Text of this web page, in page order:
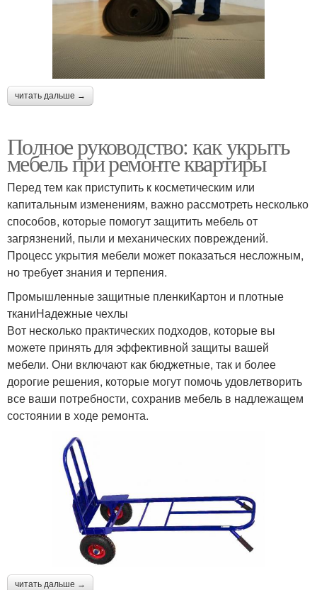
читать дальше →
Полное руководство: как укрыть
мебель при ремонте квартиры
Перед тем как приступить к косметическим или
капитальным изменениям, важно рассмотреть несколько
способов, которые помогут защитить мебель от
загрязнений, пыли и механических повреждений.
Процесс укрытия мебели может показаться несложным,
но требует знания и терпения.
Промышленные защитные пленкиКартон и плотные
тканиНадежные чехлы
Вот несколько практических подходов, которые вы
можете принять для эффективной защиты вашей
мебели. Они включают как бюджетные, так и более
дорогие решения, которые могут помочь удовлетворить
все ваши потребности, сохранив мебель в надлежащем
состоянии в ходе ремонта.
читать дальше →